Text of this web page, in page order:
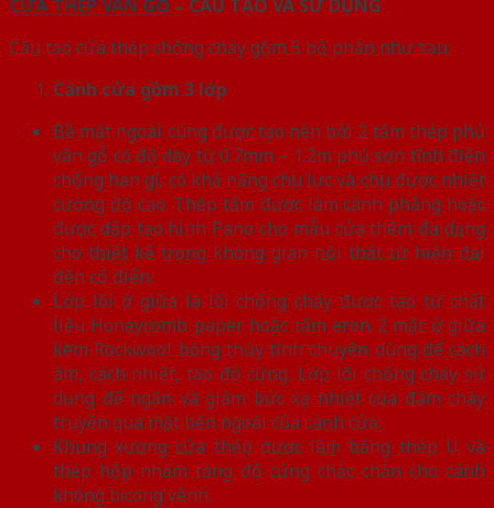
CỬA THÉP VÂN GỖ – CẤU TẠO VÀ SỬ DỤNG
Cấu tạo cửa thép chống cháy gồm 5 bộ phận như sau:
Cánh cửa gồm 3 lớp
Bề mặt ngoài cùng được tạo nên bởi 2 tấm thép phủ
vân gỗ có độ dày từ 0.7mm – 1.2m phủ sơn tĩnh điện
chống han gỉ, có khả năng chịu lực và chịu được nhiệt
cường độ cao. Thép tấm được làm cánh phẳng hoặc
được dập tạo hình Pano cho mẫu cửa thêm đa dạng
cho thiết kế trong không gian nội thất từ hiện đại
đến cổ điển.
Lớp lõi ở giữa là lõi chống cháy được tạo từ chất
liệu Honeycomb paper hoặc tấm eron 2 mặt ở giữa
kèm Rockwool bông thủy tinh chuyên dùng để cách
âm, cách nhiệt, tạo độ cứng. Lớp lõi chống cháy sử
dụng để ngăn và giảm bức xạ nhiệt của đám cháy
truyền qua mặt bên ngoài của cánh cửa.
Khung xương cửa thép được làm bằng thép U và
thép hộp nhằm tăng độ cứng chắc chắn cho cánh
không bị cong vênh.